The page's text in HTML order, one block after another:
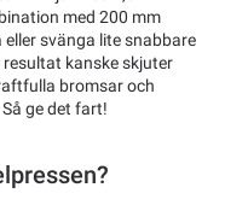
med 200 mm
svänga lite snabbare
kanske skjuter
bromsar och
ge det fart!